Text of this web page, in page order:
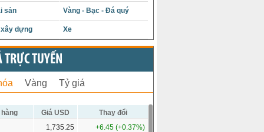
sản Vàng - Bạc - Đá quý
dựng Xe
TRỰC TUYẾN
Vàng Tỷ giá
Giá USD
Thay đổi
1,735.25 +6.45 (+0.37%)